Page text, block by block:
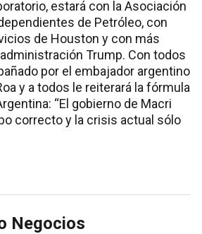
estará con la Asociación
de Petróleo, con
de Houston y con más
Trump. Con todos
por el embajador argentino
y a todos le reiterará la fórmula
“El gobierno de Macri
correcto y la crisis actual sólo
Negocios